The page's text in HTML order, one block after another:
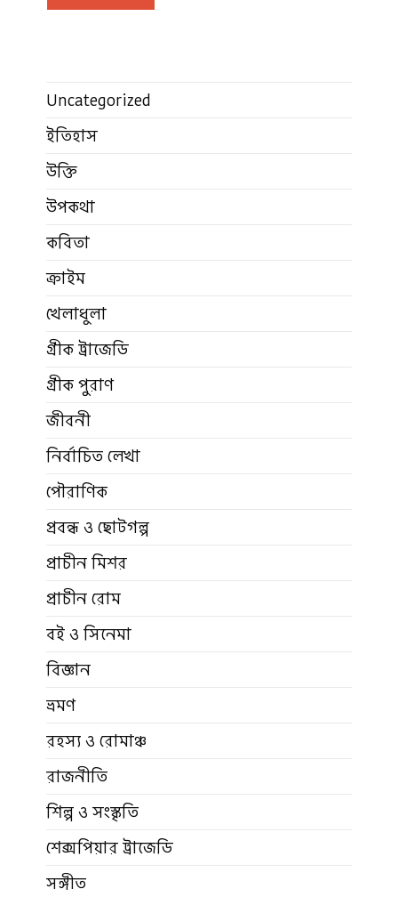
Uncategorized
ইতিহাস
উক্তি
উপকথা
কবিতা
ক্রাইম
খেলাধুলা
গ্রীক ট্রাজেডি
গ্রীক পুরাণ
জীবনী
নির্বাচিত লেখা
পৌরাণিক
প্রবন্ধ ও ছোটগল্প
প্রাচীন মিশর
প্রাচীন রোম
বই ও সিনেমা
বিজ্ঞান
ভ্রমণ
রহস্য ও রোমাঞ্চ
রাজনীতি
শিল্প ও সংস্কৃতি
শেক্সপিয়ার ট্রাজেডি
সঙ্গীত